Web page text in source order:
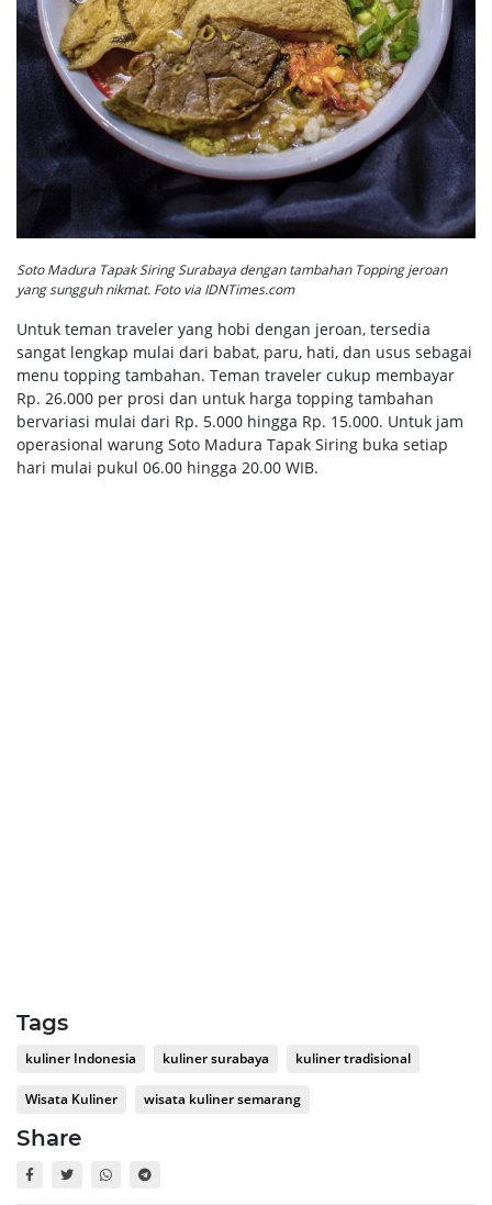
Soto Madura Tapak Siring Surabaya dengan tambahan Topping jeroan
yang sungguh nikmat. Foto via IDNTimes.com
Untuk teman traveler yang hobi dengan jeroan, tersedia
sangat lengkap mulai dari babat, paru, hati, dan usus sebagai
menu topping tambahan. Teman traveler cukup membayar
Rp. 26.000 per prosi dan untuk harga topping tambahan
bervariasi mulai dari Rp. 5.000 hingga Rp. 15.000. Untuk jam
operasional warung Soto Madura Tapak Siring buka setiap
hari mulai pukul 06.00 hingga 20.00 WIB.
Tags
kuliner Indonesia kuliner surabaya kuliner tradisional
Wisata Kuliner wisata kuliner semarang
Share